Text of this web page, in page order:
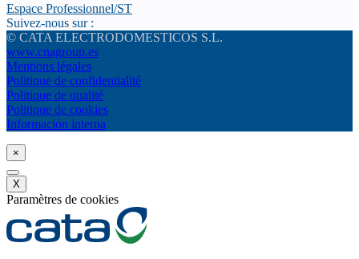
Espace Professionnel/ST
Suivez-nous sur :
© CATA ELECTRODOMESTICOS S.L.
www.cnagroup.es
Mentions légales
Politique de confidentialité
Politique de qualité
Politique de cookies
Información interna
×
X
Paramètres de cookies